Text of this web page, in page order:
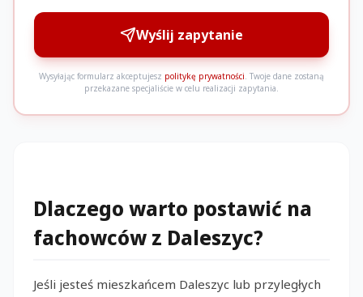
Wyślij zapytanie
Wysyłając formularz akceptujesz politykę prywatności. Twoje dane zostaną
przekazane specjaliście w celu realizacji zapytania.
Dlaczego warto postawić na
fachowców z Daleszyc?
Jeśli jesteś mieszkańcem Daleszyc lub przyległych